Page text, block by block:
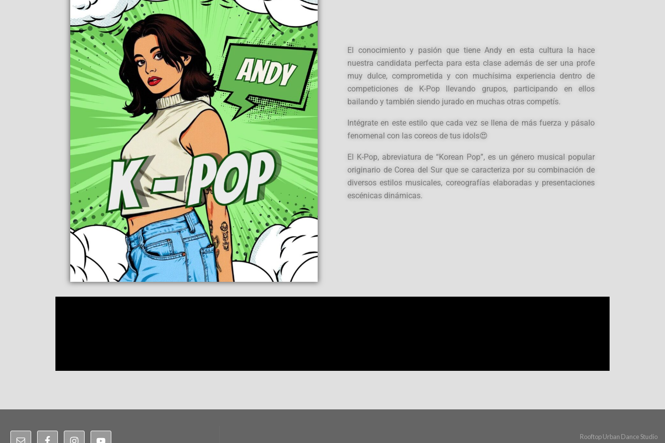
El conocimiento y pasión que tiene Andy en esta cultura la hace
nuestra candidata perfecta para esta clase además de ser una profe
muy dulce, comprometida y con muchísima experiencia dentro de
competiciones de K-Pop llevando grupos, participando en ellos
bailando y también siendo jurado en muchas otras competís.
Intégrate en este estilo que cada vez se llena de más fuerza y pásalo
fenomenal con las coreos de tus idols😍
El K-Pop, abreviatura de “Korean Pop”, es un género musical popular
originario de Corea del Sur que se caracteriza por su combinación de
diversos estilos musicales, coreografías elaboradas y presentaciones
escénicas dinámicas.
Rooftop Urban Dance Studio